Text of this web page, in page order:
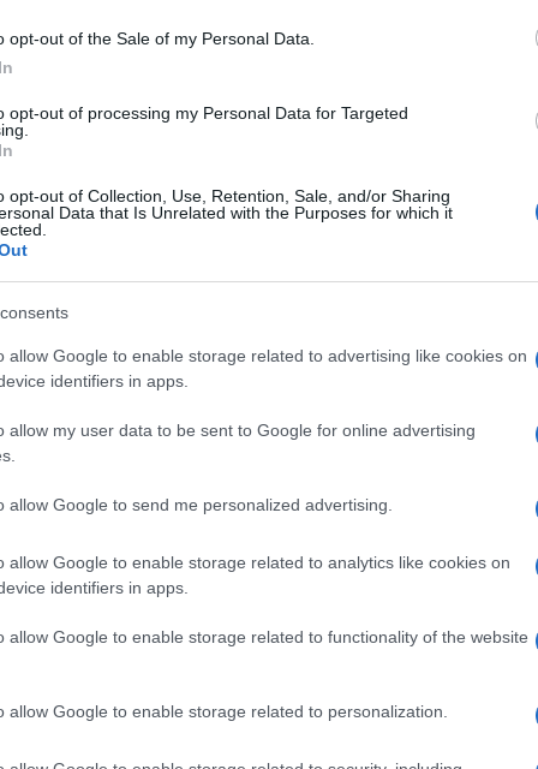
opt-out of the Sale of my Personal Data.
opt-out of processing my Personal Data for Targeted
opt-out of Collection, Use, Retention, Sale, and/or Sharing
Data that Is Unrelated with the Purposes for which it
allow Google to enable storage related to advertising like cookies on
identifiers in apps.
allow my user data to be sent to Google for online advertising
allow Google to send me personalized advertising.
allow Google to enable storage related to analytics like cookies on
identifiers in apps.
allow Google to enable storage related to functionality of the website
allow Google to enable storage related to personalization.
della Giunta regionale del 17
138della legge regionale 9 del 23
(nel corso dell’ultima seduta la
Elso Rei), la giunta esecutiva (composta
dall’assemblea di partecipazione tra
individuati dai Comuni
nominati dall’Arst), l’assemblea
fondatori) e il revisore dei conti.
senza diritto di voto in
pubbliche e private, gli enti e le
scopi della fondazione.
Fai Sardegna, Università di Sassari,
Carta, Consorzio Costa Smeralda, Fasi, la
Mont’e Prama e Associazione Enti
Aritzo, Arzana, Belvì, Bortigiadas, Bosa,
Gairo, Girasole, Ilbono, Isili, Jerzu,
Magomadas, Mandas, Martis, Meana
Osini, Perfugas, Ploaghe, Sadali, Sassari,
Tinnura, Tonara, Tortolì, Tresnuraghes,
I tre Comuni che aderiranno nei prossimi
Gallura e Serri.
il rettore Gavino Mariotti, il sindaco di